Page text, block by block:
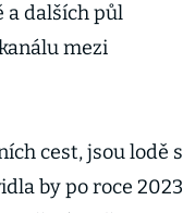
a dalších půl
mezi
cest, jsou lodě s
by po roce 2023